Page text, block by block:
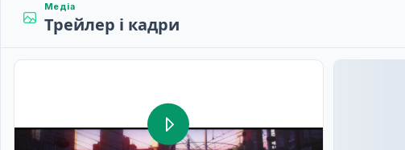
Медіа
Трейлер і кадри